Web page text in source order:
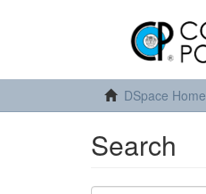
DSpace Home
Search